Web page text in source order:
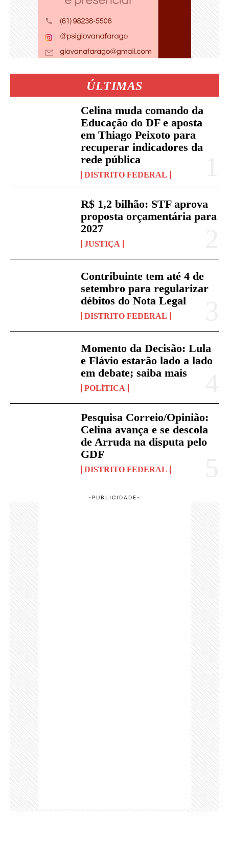
ÚLTIMAS
Celina muda comando da
Educação do DF e aposta
em Thiago Peixoto para
recuperar indicadores da
rede pública
DISTRITO FEDERAL
R$ 1,2 bilhão: STF aprova
proposta orçamentária para
2027
JUSTIÇA
Contribuinte tem até 4 de
setembro para regularizar
débitos do Nota Legal
DISTRITO FEDERAL
Momento da Decisão: Lula
e Flávio estarão lado a lado
em debate; saiba mais
POLÍTICA
Pesquisa Correio/Opinião:
Celina avança e se descola
de Arruda na disputa pelo
GDF
DISTRITO FEDERAL